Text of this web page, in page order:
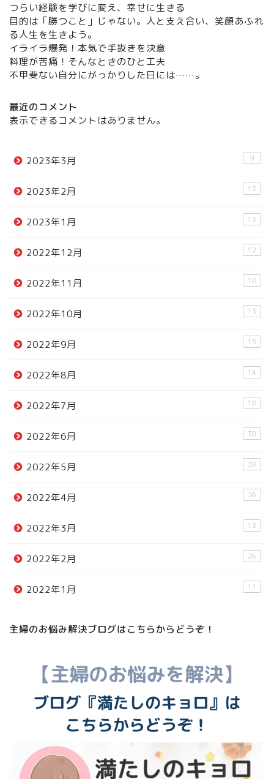
つらい経験を学びに変え、幸せに生きる
目的は「勝つこと」じゃない。人と支え合い、笑顔あふれ
る人生を生きよう。
イライラ爆発！本気で手抜きを決意
料理が苦痛！そんなときのひと工夫
不甲斐ない自分にがっかりした日には……。
最近のコメント
表示できるコメントはありません。
2023年3月 9
2023年2月 12
2023年1月 13
2022年12月 12
2022年11月 10
2022年10月 13
2022年9月 15
2022年8月 14
2022年7月 18
2022年6月 30
2022年5月 30
2022年4月 26
2022年3月 13
2022年2月 26
2022年1月 11
主婦のお悩み解決ブログはこちらからどうぞ！